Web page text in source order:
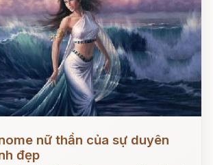
nữ thần của sự duyên
đẹp